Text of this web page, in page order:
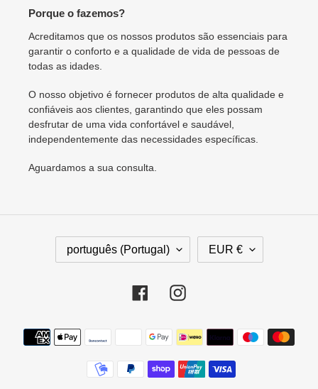
Porque o fazemos?
Acreditamos que os nossos produtos são essenciais para
garantir o conforto e a qualidade de vida de pessoas de
todas as idades.
O nosso objetivo é fornecer produtos de alta qualidade e
confiáveis aos clientes, garantindo que eles possam
desfrutar de uma vida confortável e saudável,
independentemente das necessidades específicas.
Aguardamos a sua consulta.
português (Portugal) EUR €
FacebookInstagram
Métodos
de
pagamento